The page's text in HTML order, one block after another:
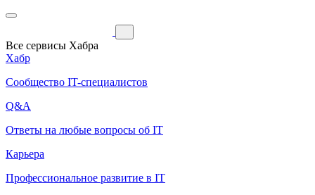
Все сервисы Хабра
Хабр
Сообщество IT-специалистов
Q&A
Ответы на любые вопросы об IT
Карьера
Профессиональное развитие в IT